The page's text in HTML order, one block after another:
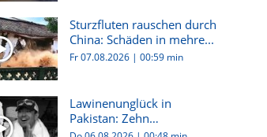
Sturzfluten rauschen durch
China: Schäden in mehre...
Fr 07.08.2026 |00:59 min
Lawinenunglück in
Pakistan: Zehn
Bergsteiger:innen...